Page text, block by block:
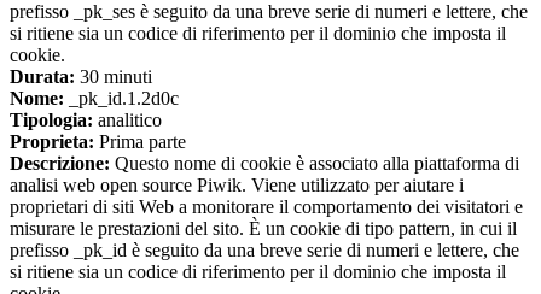
prefisso _pk_ses è seguito da una breve serie di numeri e lettere, che
si ritiene sia un codice di riferimento per il dominio che imposta il
cookie.
Durata: 30 minuti
Nome: _pk_id.1.2d0c
Tipologia: analitico
Proprieta: Prima parte
Descrizione: Questo nome di cookie è associato alla piattaforma di
analisi web open source Piwik. Viene utilizzato per aiutare i
proprietari di siti Web a monitorare il comportamento dei visitatori e
misurare le prestazioni del sito. È un cookie di tipo pattern, in cui il
prefisso _pk_id è seguito da una breve serie di numeri e lettere, che
si ritiene sia un codice di riferimento per il dominio che imposta il